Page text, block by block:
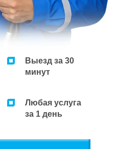
Выезд за 30
минут
Любая услуга
за 1 день